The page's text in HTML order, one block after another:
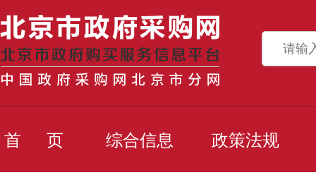
首 页 综合信息 政策法规